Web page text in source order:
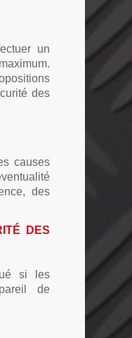
un
des
causes
des
DES
si les
de